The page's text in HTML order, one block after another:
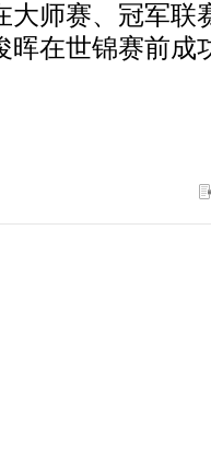
大师赛、冠军联
晖在世锦赛前成